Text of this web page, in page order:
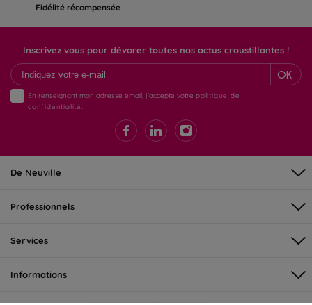
Fidélité récompensée
Inscrivez vous pour dévorer toutes nos actus croustillantes !
OK
En renseignant mon adresse email, j'accepte votre politique de
confidentialité.
De Neuville
Professionnels
Services
Informations